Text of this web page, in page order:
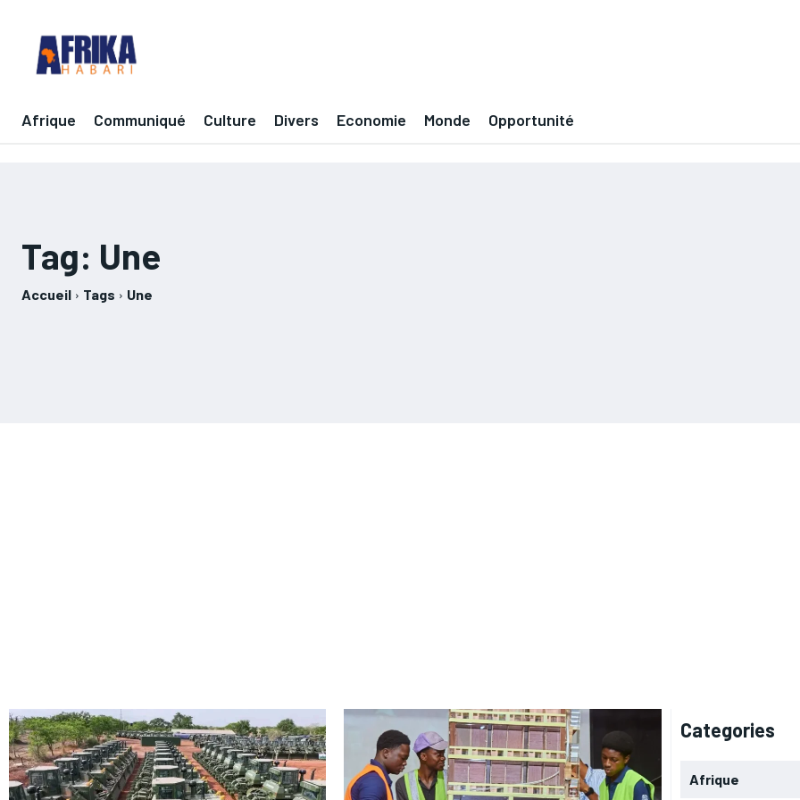
Afrique Communiqué Culture Divers Economie Monde Opportunité
Tag: Une
Accueil Tags Une
Categories
Afrique